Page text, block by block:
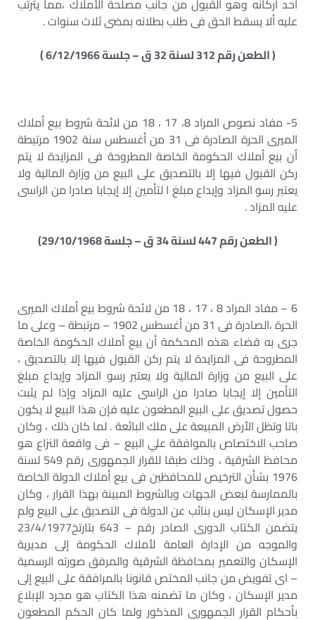
أحد أركانه وهو القبول من جانب مصلحة الأملاك ،مما يترتب
عليه ألا يسقط الحق فى طلب بطلانه بمضى ثلاث سنوات .
( الطعن رقم 312 لسنة 32 ق – جلسة 6/12/1966 )
5- مفاد نصوص المراد 8، 17 ، 18 من لائحة شروط بيع أملاك
الميرى الحرة الصادرة فى 31 من أغسطس سنة 1902 مرتبطة
أن بيع أملاك الحكومة الخاصة المطروحة فى المزايدة لا يتم
ركن القبول فيها إلا بالتصديق على البيع من وزارة المالية ولا
يعتبر رسو المزاد وإيداع مبلغ ا لتأمين إلا إيجابا صادرا من الراسى
عليه المزاد .
( الطعن رقم 447 لسنة 34 ق – جلسة 29/10/1968)
6 – مفاد المراد 8 ، 17 ، 18 من لائحة شروط بيع أملاك الميرى
الحرة ،الصادرة فى 31 من أغسطس 1902 – مرتبطة – وعلى ما
جرى به قضاء هذه المحكمة أن بيع أملاك الحكومة الخاصة
المطروحة فى المزايدة لا يتم ركن القبول فيها إلا بالتصديق ،
على البيع من وزارة المالية ولا يعتبر رسو المزاد وإيداع مبلغ
التأمين إلا إيجابا صادرا من الراسى عليه المزاد وإذا لم يثبت
حصول تصديق على البيع المطعون عليه فإن هذا البيع لا يكون
باتا وتظل الأرض المبيعة على ملك البائعة . لما كان ذلك ، وكان
صاحب الاختصاص بالموافقة علي البيع – فى واقعة النزاع هو
محافظ الشرقية ، وذلك طبقا للقرار الجمهورى رقم 549 لسنة
1976 بشأن الترخيص للمحافظين فى بيع أملاك الدولة الخاصة
بالممارسة لبعض الجهات وبالشروط المبينة بهذا القرار ، وكان
مدير الإسكان ليس بنائب عن الدولة فى التصديق على البيع ولم
يتضمن الكتاب الدورى الصادر رقم – 643 بتارتخ23/4/1977
والموجه من الإدارة العامة لأملاك الحكومة إلى مديرية
الإسكان والتعمير بمحافظة الشرقية والمرفق صورته الرسمية
– اى تفويض من جانب المختص قانونا بالمرافقة على البيع إلى
مدير الإسكان ، وكان ما تضمنه هذا الكتاب هو مجرد الإبلاغ
بأحكام القرار الجمهورى المذكور ولما كان الحكم المطعون